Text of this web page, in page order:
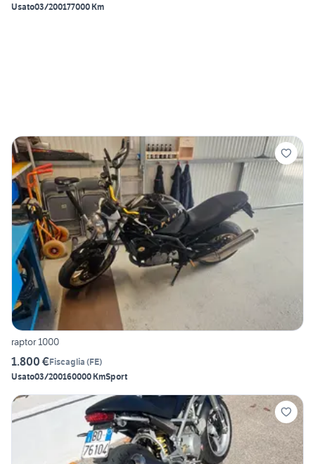
Usato03/200177000 Km
raptor 1000
1.800 €Fiscaglia (FE)
Usato03/200160000 KmSport